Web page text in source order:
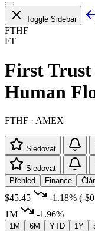
Toggle Sidebar
FTHF
FT
First
Human
FTHF · AMEX
Sledovat
Sledovat
Přehled
Finance
$45.45 -1.18% (-
1M
-1.96%
1M 6M YTD 1Y